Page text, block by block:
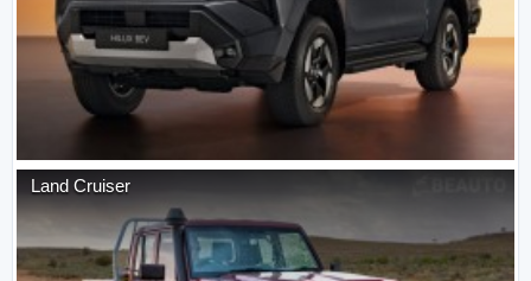
Land Cruiser